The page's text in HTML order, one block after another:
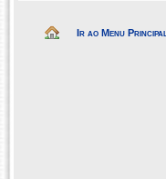
Ir ao Menu Principal